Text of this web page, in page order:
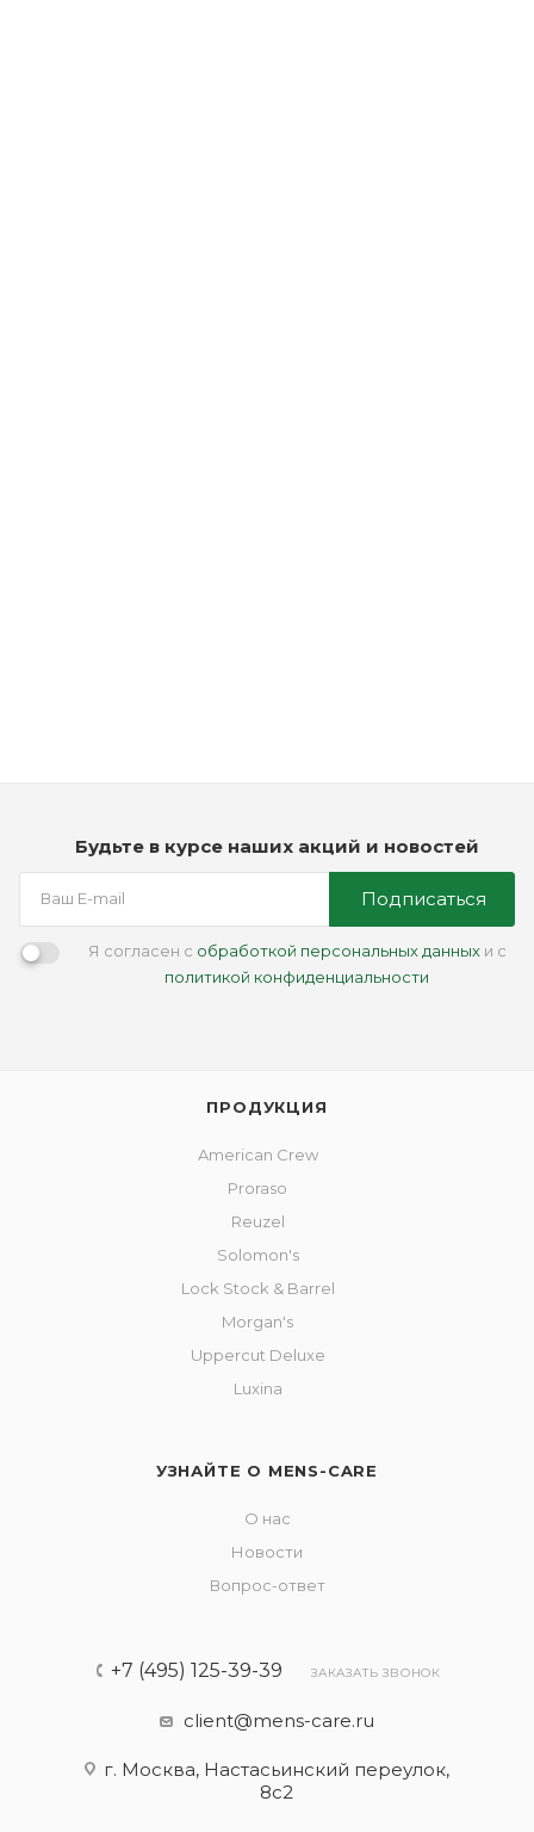
Будьте в курсе наших акций и новостей
Подписаться
Я согласен с обработкой персональных данныхи с
политикой конфиденциальности
ПРОДУКЦИЯ
American Crew
Proraso
Reuzel
Solomon's
Lock Stock & Barrel
Morgan's
Uppercut Deluxe
Luxina
УЗНАЙТЕ О MENS-CARE
О нас
Новости
Вопрос-ответ
+7 (495) 125-39-39 ЗАКАЗАТЬ ЗВОНОК
client@mens-care.ru
г. Москва, Настасьинский переулок,
8с2